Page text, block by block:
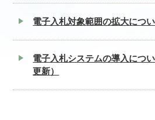
電子入札対象範囲の拡大につ
電子入札システムの導入につ
更新）